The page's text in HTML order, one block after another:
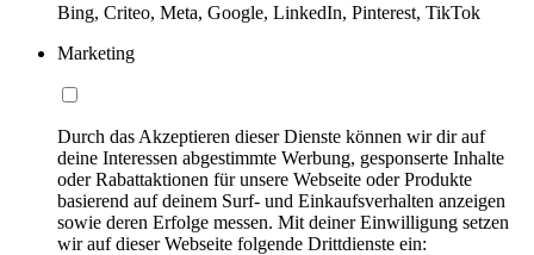
Bing, Criteo, Meta, Google, LinkedIn, Pinterest, TikTok
Marketing
Durch das Akzeptieren dieser Dienste können wir dir auf
deine Interessen abgestimmte Werbung, gesponserte Inhalte
oder Rabattaktionen für unsere Webseite oder Produkte
basierend auf deinem Surf- und Einkaufsverhalten anzeigen
sowie deren Erfolge messen. Mit deiner Einwilligung setzen
wir auf dieser Webseite folgende Drittdienste ein: